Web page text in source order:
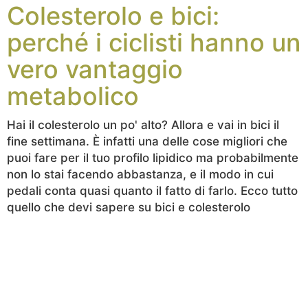
Colesterolo e bici:
perché i ciclisti hanno un
vero vantaggio
metabolico
Hai il colesterolo un po' alto? Allora e vai in bici il
fine settimana. È infatti una delle cose migliori che
puoi fare per il tuo profilo lipidico ma probabilmente
non lo stai facendo abbastanza, e il modo in cui
pedali conta quasi quanto il fatto di farlo. Ecco tutto
quello che devi sapere su bici e colesterolo